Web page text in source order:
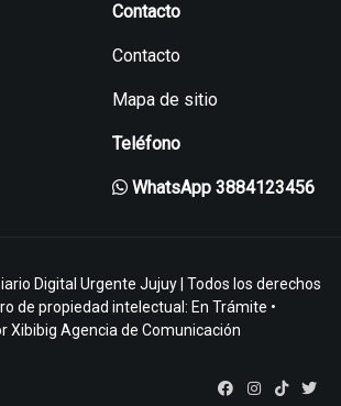
Contacto
Contacto
Mapa de sitio
Teléfono
WhatsApp 3884123456
Digital Urgente Jujuy | Todos los derechos
de propiedad intelectual: En Trámite •
Xibibig Agencia de Comunicación